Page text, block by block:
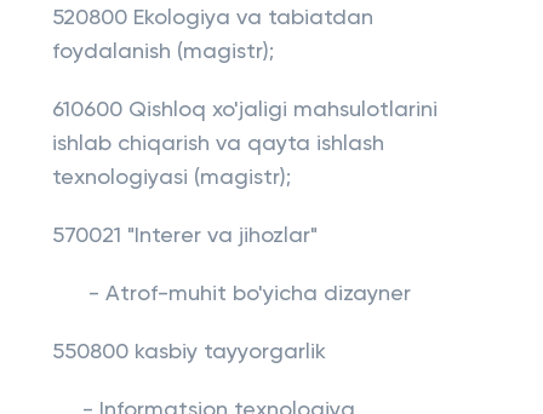
520800 Ekologiya va tabiatdan
foydalanish (magistr);
610600 Qishloq xo'jaligi mahsulotlarini
ishlab chiqarish va qayta ishlash
texnologiyasi (magistr);
570021 "Interer va jihozlar"
- Atrof-muhit bo'yicha dizayner
550800 kasbiy tayyorgarlik